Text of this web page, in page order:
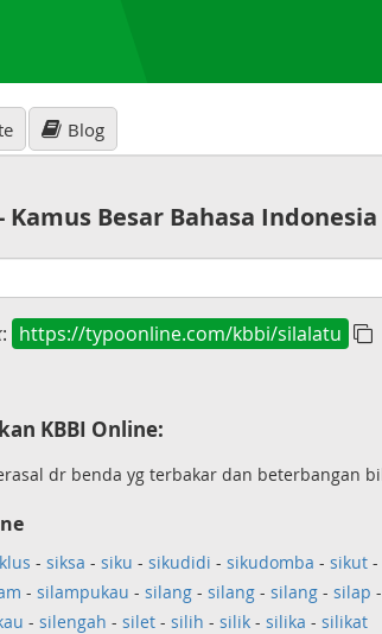
Blog
Besar Bahasa Indonesia
: https://typoonline.com/kbbi/silalatu
KBBI Online:
dr benda yg terbakar dan beterbangan
- siksa - siku - sikudidi - sikudomba - sikut-
- silampukau - silang- silang- silang- silap -
- silengah - silet- silih - silik- silika - silikat